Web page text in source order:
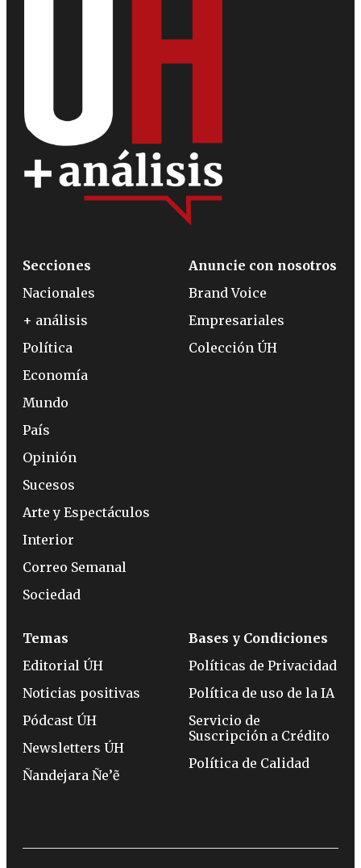
Secciones
Nacionales
+ análisis
Política
Economía
Mundo
País
Opinión
Sucesos
Arte y Espectáculos
Interior
Correo Semanal
Sociedad
Anuncie con nosotros
Brand Voice
Empresariales
Colección ÚH
Temas
Editorial ÚH
Noticias positivas
Pódcast ÚH
Newsletters ÚH
Ñandejara Ñe’ẽ
Bases y Condiciones
Políticas de Privacidad
Política de uso de la IA
Servicio de
Suscripción a Crédito
Política de Calidad